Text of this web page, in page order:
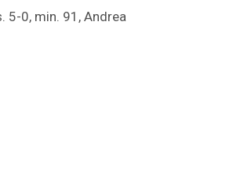
5-0, min. 91, Andrea